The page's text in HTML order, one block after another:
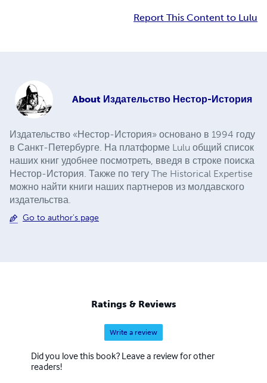
Report This Content to Lulu
About Издательство Нестор-История
Издательство «Нестор-История» основано в 1994 году
в Санкт-Петербурге. На платформе Lulu общий список
наших книг удобнее посмотреть, введя в строке поиска
Нестор-История. Также по тегу The Historical Expertise
можно найти книги наших партнеров из молдавского
издательства.
Go to author's page
Ratings & Reviews
Write a review
Did you love this book? Leave a review for other
readers!